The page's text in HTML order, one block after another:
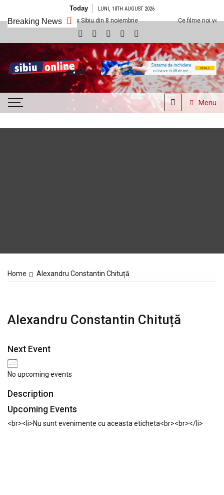
Today LUNI, 10TH AUGUST 2026
Breaking News
Cineplexx Sibiu din 8 noiembrie Ce filme noi vedem la Cineplexx
SibiuOnline.com
… locatii si evenimente din
Sibiu!!!
Menu
Home Alexandru Constantin Chituță
Alexandru Constantin Chituță
Next Event
No upcoming events
Description
Upcoming Events
<br><li>Nu sunt evenimente cu aceasta eticheta<br><br></li>